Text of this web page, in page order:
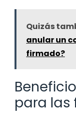
Quizás
anular un
firmado?
para las